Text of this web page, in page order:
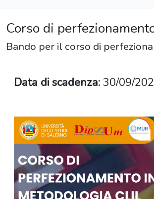
Corso di
Bando per il corso di
Data di scadenza:30/09/